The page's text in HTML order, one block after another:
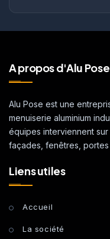
A propos d'Alu Pose
Alu Pose est une
menuiserie aluminium
équipes interviennent sur
façades, fenêtres, portes
Liens utiles
Accueil
La société